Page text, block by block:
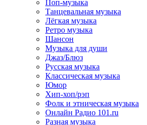
Поп-музыка
Танцевальная музыка
Лёгкая музыка
Ретро музыка
Шансон
Музыка для души
Джаз/Блюз
Русская музыка
Классическая музыка
Юмор
Хип-хоп/рэп
Фолк и этническая музыка
Онлайн Радио 101.ru
Разная музыка